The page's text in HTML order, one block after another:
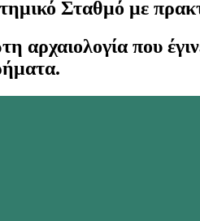
Σταθμό με
αρχαιολογία που